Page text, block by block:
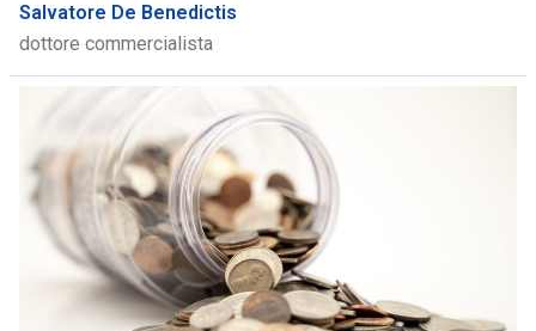
Salvatore De Benedictis
dottore commercialista